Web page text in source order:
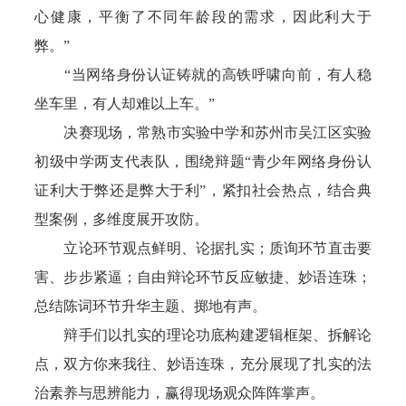
心健康，平衡了不同年龄段的需求，因此利大于
弊。”
“当网络身份认证铸就的高铁呼啸向前，有人稳
坐车里，有人却难以上车。”
决赛现场，常熟市实验中学和苏州市吴江区实验
初级中学两支代表队，围绕辩题“青少年网络身份认
证利大于弊还是弊大于利”，紧扣社会热点，结合典
型案例，多维度展开攻防。
立论环节观点鲜明、论据扎实；质询环节直击要
害、步步紧逼；自由辩论环节反应敏捷、妙语连珠；
总结陈词环节升华主题、掷地有声。
辩手们以扎实的理论功底构建逻辑框架、拆解论
点，双方你来我往、妙语连珠，充分展现了扎实的法
治素养与思辨能力，赢得现场观众阵阵掌声。